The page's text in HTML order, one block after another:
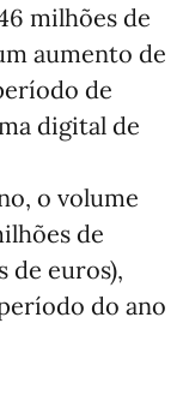
milhões de
aumento de
de
digital de
o volume
de
de euros),
do ano